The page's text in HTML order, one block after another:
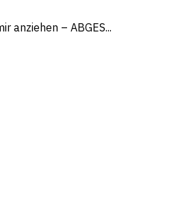
anziehen – ABGES...